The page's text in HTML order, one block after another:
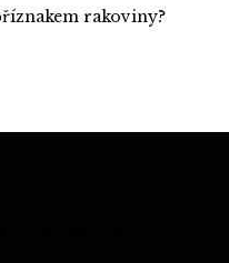
rakoviny?